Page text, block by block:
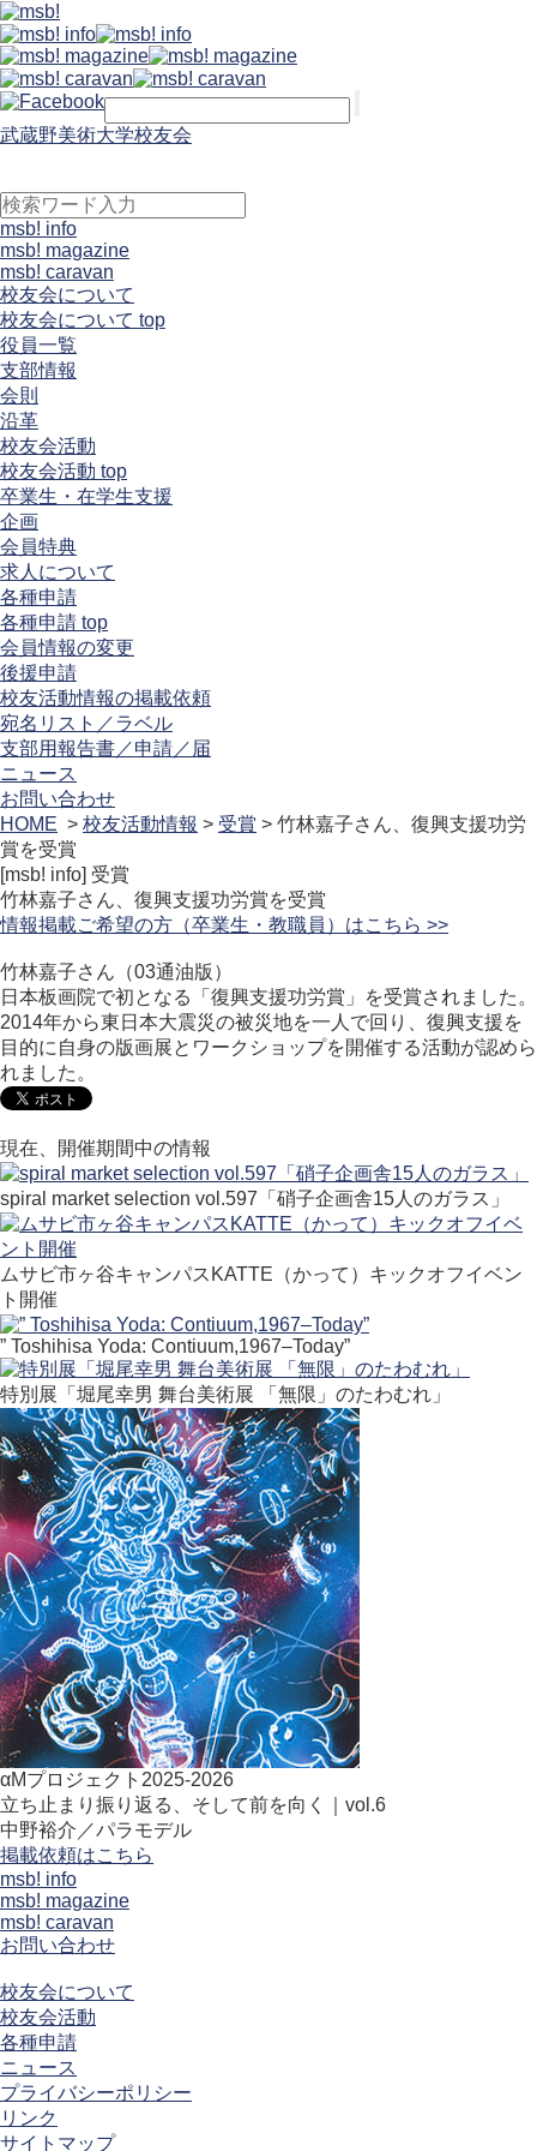
武蔵野美術大学校友会
msb! info
msb! magazine
msb! caravan
校友会について
校友会について top
役員一覧
支部情報
会則
沿革
校友会活動
校友会活動 top
卒業生・在学生支援
企画
会員特典
求人について
各種申請
各種申請 top
会員情報の変更
後援申請
校友活動情報の掲載依頼
宛名リスト／ラベル
支部用報告書／申請／届
ニュース
お問い合わせ
HOME > 校友活動情報 > 受賞 > 竹林嘉子さん、復興支援功労
賞を受賞
[msb! info] 受賞
竹林嘉子さん、復興支援功労賞を受賞
情報掲載ご希望の方（卒業生・教職員）はこちら >>
竹林嘉子さん（03通油版）
日本板画院で初となる「復興支援功労賞」を受賞されました。
2014年から東日本大震災の被災地を一人で回り、復興支援を
目的に自身の版画展とワークショップを開催する活動が認めら
れました。
現在、開催期間中の情報
spiral market selection vol.597「硝子企画舎15人のガラス」
ムサビ市ヶ谷キャンパスKATTE（かって）キックオフイベン
ト開催
” Toshihisa Yoda: Contiuum,1967–Today”
特別展「堀尾幸男 舞台美術展 「無限」のたわむれ」
αMプロジェクト2025-2026
立ち止まり振り返る、そして前を向く｜vol.6
中野裕介／パラモデル
掲載依頼はこちら
msb! info
msb! magazine
msb! caravan
お問い合わせ
校友会について
校友会活動
各種申請
ニュース
プライバシーポリシー
リンク
サイトマップ